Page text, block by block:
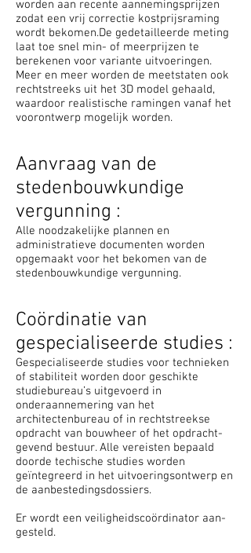
worden aan recente aannemingsprijzen
zodat een vrij correctie kostprijsraming
wordt bekomen.De gedetailleerde meting
laat toe snel min- of meerprijzen te
berekenen voor variante uitvoeringen.
Meer en meer worden de meetstaten ook
rechtstreeks uit het 3D model gehaald,
waardoor realistische ramingen vanaf het
voorontwerp mogelijk worden.
Aanvraag van de
stedenbouwkundige
vergunning :
Alle nood­za­ke­lijke plannen en
administratieve documenten worden
opgemaakt voor het bekomen van de
stedenbouwkundige vergunning.
Coördinatie van
gespecialiseerde studies :
Gespecialiseerde studies voor technieken
of stabiliteit worden door geschikte
studiebureau’s uitgevoerd in
onderaannemering van het
architectenbureau of in rechtstreekse
opdracht van bouwheer of het opdracht­
gevend bestuur. Alle vereisten bepaald
doorde techische studies worden
geïntegreerd in het uitvoeringsontwerp en
de aan­be­ste­dings­dossiers.
Er wordt een veiligheidscoördinator aan­
ge­steld.